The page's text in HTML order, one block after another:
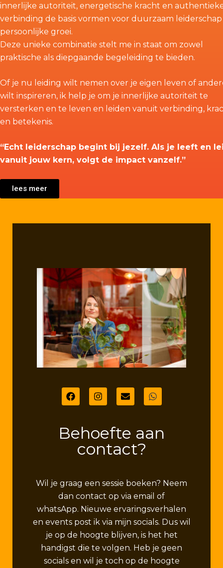
innerlijke autoriteit, energetische kracht en
verbinding de basis vormen voor duurzaam
persoonlijke groei.
Deze unieke combinatie stelt me in staat om zowel
praktische als diepgaande begeleiding te bieden.
Of je nu leiding wilt nemen over je eigen leven of
wilt inspireren, ik help je om je innerlijke autoriteit te
versterken en te leven en leiden vanuit verbinding,
en betekenis.
“Echt leiderschap begint bij jezelf. Als je leeft en
vanuit jouw kern, volgt de impact vanzelf.”
lees meer
Behoefte aan
contact?
Wil je graag een sessie boeken? Neem
dan contact op via email of
whatsApp. Nieuwe ervaringsverhalen
en events post ik via mijn socials. Dus wil
je op de hoogte blijven, is het het
handigst die te volgen. Heb je geen
socials en wil je toch op de hoogte